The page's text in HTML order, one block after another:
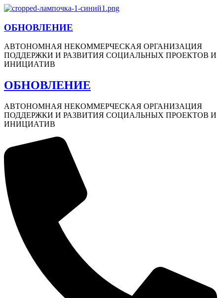
ОБНОВЛЕНИЕ
АВТОНОМНАЯ НЕКОММЕРЧЕСКАЯ ОРГАНИЗАЦИЯ
ПОДДЕРЖКИ И РАЗВИТИЯ СОЦИАЛЬНЫХ ПРОЕКТОВ И
ИНИЦИАТИВ
ОБНОВЛЕНИЕ
АВТОНОМНАЯ НЕКОММЕРЧЕСКАЯ ОРГАНИЗАЦИЯ
ПОДДЕРЖКИ И РАЗВИТИЯ СОЦИАЛЬНЫХ ПРОЕКТОВ И
ИНИЦИАТИВ